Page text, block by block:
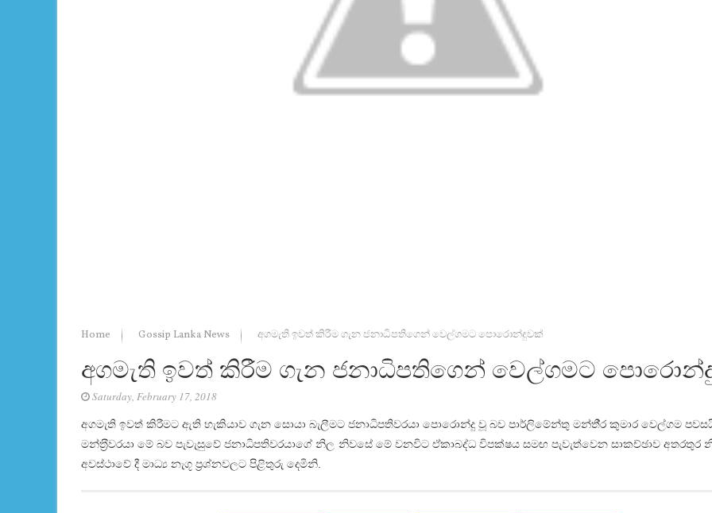
Home Gossip Lanka News අගමැති ඉවත් කිරීම ගැන ජනාධිපතිගෙන් වෙල්ගමට පොරොන්දුවක්
අගමැති ඉවත් කිරීම ගැන ජනාධිපතිගෙන් වෙල්ගමට
Saturday, February 17, 2018
අගමැති ඉවත් කිරීමට ඇති හැකියාව ගැන සොයා බැලීමට ජනාධිපතිවරයා පොරොන්දු වූ බව පාර්ලිමේන්තු මන්තී‍්‍ර කුමාර වෙල්ගම
මන්ත‍්‍රීවරයා මේ බව පැවැසුවේ ජනාධිපතිවරයාගේ නිල නිවසේ මේ වනවිට ඒකාබද්ධ විපක්ෂය සමඟ පැවැත්වෙන සාකච්ඡාව
අවස්ථාවේ දී මාධ්‍ය නැගූ ප‍්‍රශ්නවලට පිළිතුරු දෙමිනි.